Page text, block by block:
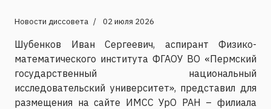
Новости диссовета 02 июля 2026
Шубенков Иван Сергеевич, аспирант Физико-
математического института ФГАОУ ВО «Пермский
государственный национальный
исследовательский университет», представил для
размещения на сайте ИМСС УрО РАН – филиала